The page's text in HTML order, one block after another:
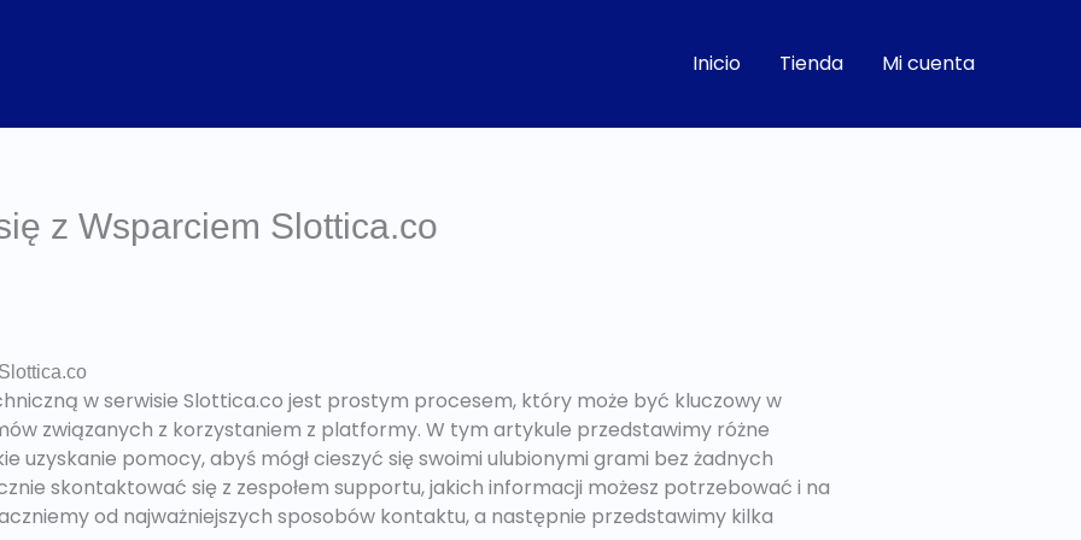
Inicio Tienda Mi cuenta
z Wsparciem Slottica.co
w serwisie Slottica.co jest prostym procesem, który może być kluczowy w
związanych z korzystaniem z platformy. W tym artykule przedstawimy różne
uzyskanie pomocy, abyś mógł cieszyć się swoimi ulubionymi grami bez żadnych
skontaktować się z zespołem supportu, jakich informacji możesz potrzebować i na
od najważniejszych sposobów kontaktu, a następnie przedstawimy kilka